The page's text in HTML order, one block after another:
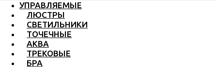
УПРАВЛЯЕМЫЕ
ЛЮСТРЫ
СВЕТИЛЬНИКИ
ТОЧЕЧНЫЕ
АКВА
ТРЕКОВЫЕ
БРА